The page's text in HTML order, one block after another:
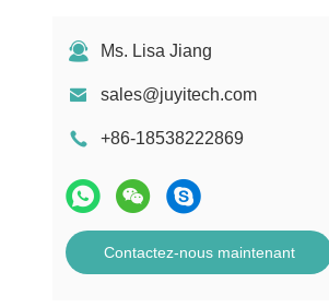
Ms. Lisa Jiang
sales@juyitech.com
+86-18538222869
Contactez-nous maintenant